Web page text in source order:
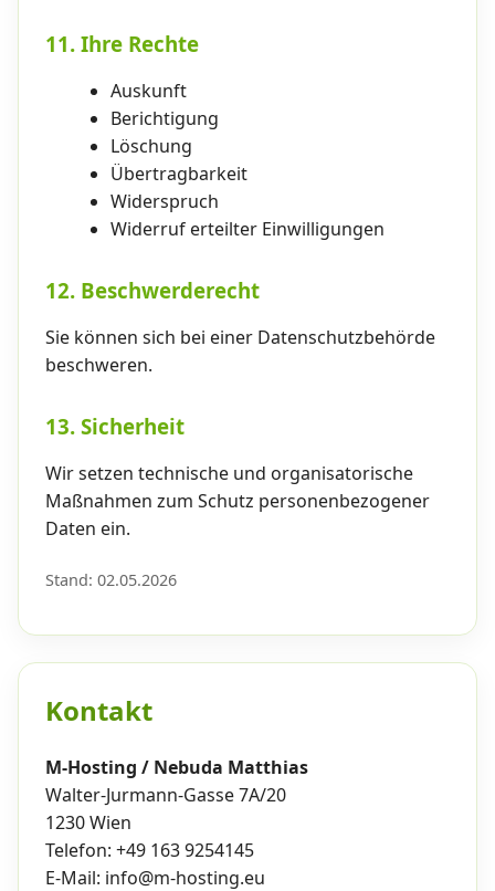
11. Ihre Rechte
Auskunft
Berichtigung
Löschung
Übertragbarkeit
Widerspruch
Widerruf erteilter Einwilligungen
12. Beschwerderecht
Sie können sich bei einer Datenschutzbehörde
beschweren.
13. Sicherheit
Wir setzen technische und organisatorische
Maßnahmen zum Schutz personenbezogener
Daten ein.
Stand: 02.05.2026
Kontakt
M-Hosting / Nebuda Matthias
Walter-Jurmann-Gasse 7A/20
1230 Wien
Telefon: +49 163 9254145
E-Mail: info@m-hosting.eu